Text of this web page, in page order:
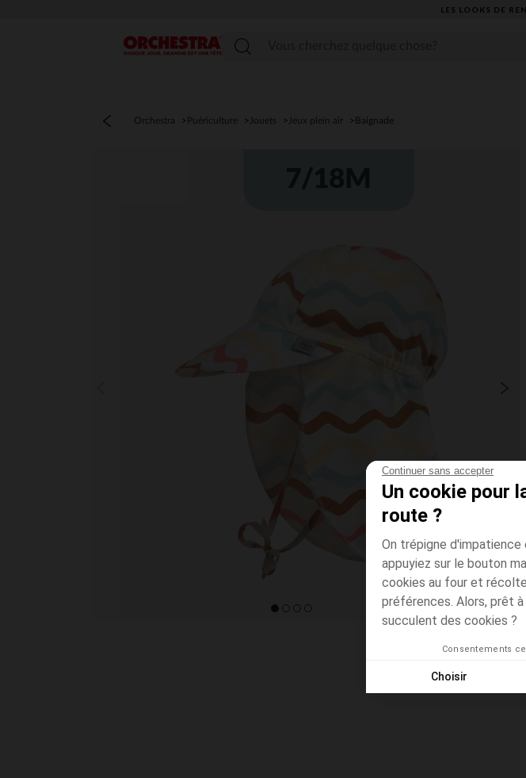
Continuer sans accepter
Un cookie pour
route ?
On trépigne
appuyiez sur le bouton
cookies au four et
préférences. Alors, prêt
succulent des cookies ?
Consentements
Choisir
Plateforme de Gestion du
LES LOOKS DE
Menu
Orchestra Puériculture Jouets Jeux plein air Baignade